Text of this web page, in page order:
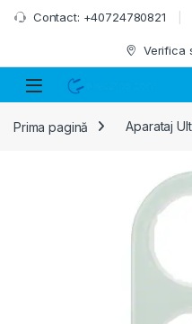
Skip to navigation
Skip to content
Contact: +40724780821
Verifica
Prima pagină Aparataj